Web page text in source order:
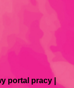
portal pracy |